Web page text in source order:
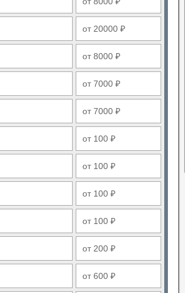
от 20000 ₽
от 8000 ₽
от 7000 ₽
от 7000 ₽
от 100 ₽
от 100 ₽
от 100 ₽
от 100 ₽
от 200 ₽
от 600 ₽